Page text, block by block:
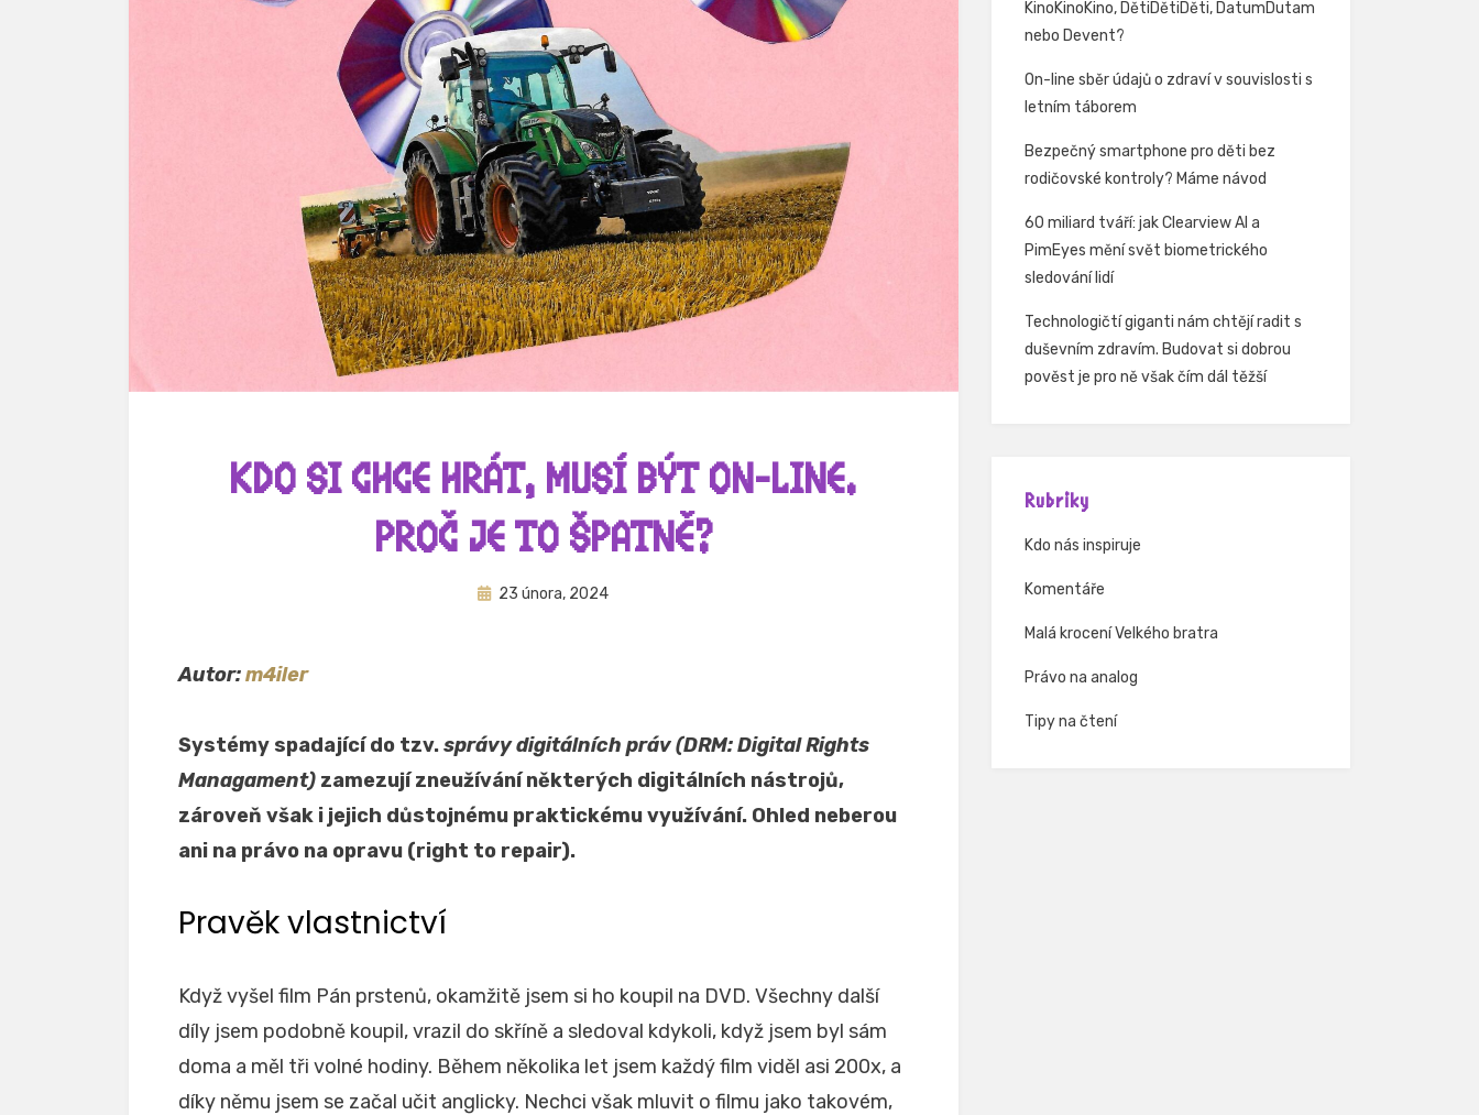
KDO SI CHCE HRÁT, MUSÍ BÝT ON-LINE.
PROČ JE TO ŠPATNĚ?
AutorHynek Trojánek
Zveřejněno
23 února, 2024
Autor:m4iler
Systémy spadající do tzv.správy digitálních práv (DRM: Digital Rights
Managament) zamezují zneužívání některých digitálních nástrojů,
zároveň však i jejich důstojnému praktickému využívání. Ohled neberou
ani na právo na opravu (right to repair).
Pravěk vlastnictví
Když vyšel film Pán prstenů, okamžitě jsem si ho koupil na DVD. Všechny další
díly jsem podobně koupil, vrazil do skříně a sledoval kdykoli, když jsem byl sám
doma a měl tři volné hodiny. Během několika let jsem každý film viděl asi 200x, a
díky němu jsem se začal učit anglicky. Nechci však mluvit o filmu jako takovém,
KinoKinoKino, DětiDětiDěti, DatumDutam
nebo Devent?
On-line sběr údajů o zdraví v souvislosti s
letním táborem
Bezpečný smartphone pro děti bez
rodičovské kontroly? Máme návod
60 miliard tváří: jak Clearview AI a
PimEyes mění svět biometrického
sledování lidí
Technologičtí giganti nám chtějí radit s
duševním zdravím. Budovat si dobrou
pověst je pro ně však čím dál těžší
Rubriky
Kdo nás inspiruje
Komentáře
Malá krocení Velkého bratra
Právo na analog
Tipy na čtení